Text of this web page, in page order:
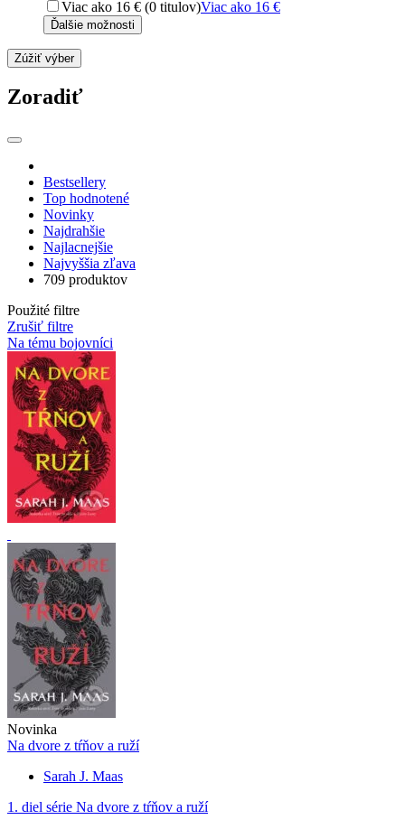
Viac ako 16 € (0 titulov)Viac ako 16 €
Ďalšie možnosti
Zúžiť výber
Zoradiť
Bestsellery
Top hodnotené
Novinky
Najdrahšie
Najlacnejšie
Najvyššia zľava
709 produktov
Použité filtre
Zrušiť filtre
Na tému bojovníci
Novinka
Na dvore z tŕňov a ruží
Sarah J. Maas
1. diel série Na dvore z tŕňov a ruží